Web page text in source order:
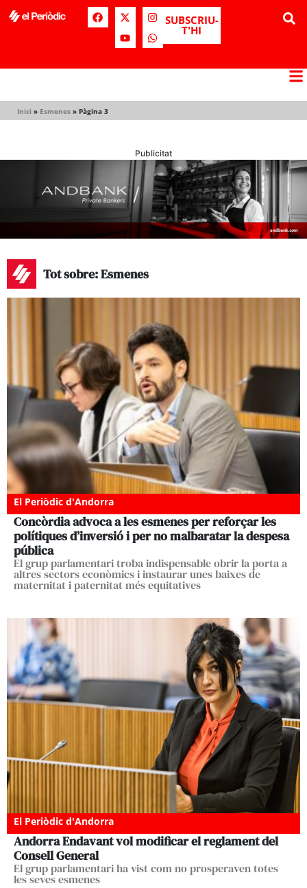
SUBSCRIU-
T'HI
Inici » Esmenes » Pàgina 3
Publicitat
Tot sobre: Esmenes
El Periòdic d'Andorra
Concòrdia advoca a les esmenes per reforçar les
polítiques d’inversió i per no malbaratar la despesa
pública
El grup parlamentari troba indispensable obrir la porta a
altres sectors econòmics i instaurar unes baixes de
maternitat i paternitat més equitatives
El Periòdic d'Andorra
Andorra Endavant vol modificar el reglament del
Consell General
El grup parlamentari ha vist com no prosperaven totes
les seves esmenes